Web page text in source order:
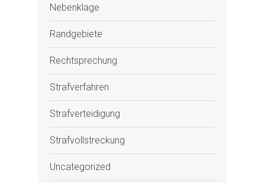
Nebenklage
Randgebiete
Rechtsprechung
Strafverfahren
Strafverteidigung
Strafvollstreckung
Uncategorized